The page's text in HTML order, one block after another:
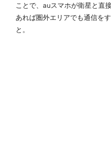
ことで、auスマホが衛星と直
あれば圏外エリアでも通信を
と。